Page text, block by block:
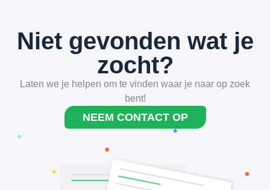
Niet gevonden wat je
zocht?
Laten we je helpen om te vinden waar je naar op zoek
bent!
NEEM CONTACT OP